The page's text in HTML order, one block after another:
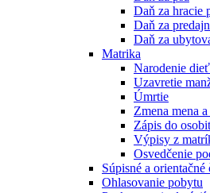
Daň za hracie
Daň za
Daň za
Matrika
Narodenie
Uzavretie
Úmrtie
Zmena mena
Zápis do
Výpisy z
Osvedčenie
Súpisné a orientačné
Ohlasovanie pobytu